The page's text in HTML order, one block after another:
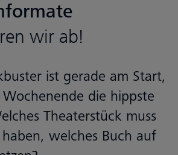
wir ab!
ist gerade am Start,
die hippste
Theaterstück muss
welches Buch auf